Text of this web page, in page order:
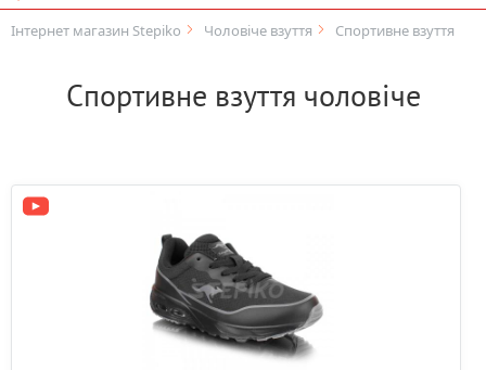
Інтернет магазин Stepiko Чоловіче взуття Спортивне взуття
Спортивне взуття чоловіче